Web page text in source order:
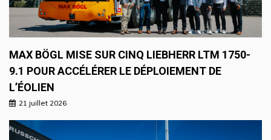
MAX BÖGL MISE SUR CINQ LIEBHERR LTM 1750-
9.1 POUR ACCÉLÉRER LE DÉPLOIEMENT DE
L’ÉOLIEN
21 juillet 2026